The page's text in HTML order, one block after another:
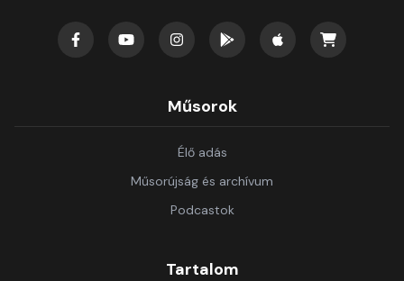
Műsorok
Élő adás
Műsorújság és archívum
Podcastok
Tartalom